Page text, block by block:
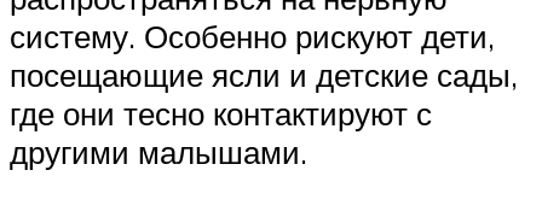
систему. Особенно рискуют дети,
посещающие ясли и детские сады,
где они тесно контактируют с
другими малышами.